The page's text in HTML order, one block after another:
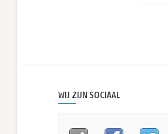
WIJ ZIJN SOCIAAL